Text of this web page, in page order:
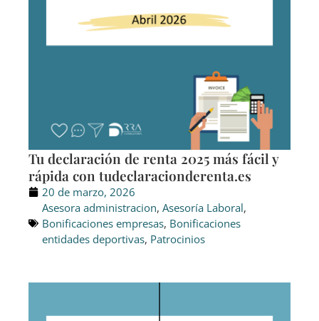
Tu declaración de renta 2025 más fácil y
rápida con tudeclaracionderenta.es
20 de marzo, 2026
Asesora administracion, Asesoría Laboral,
Bonificaciones empresas, Bonificaciones
entidades deportivas, Patrocinios